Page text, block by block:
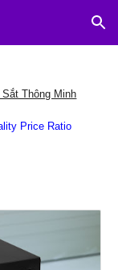
Skip to navigation
Sắt Thông Minh
Price Ratio